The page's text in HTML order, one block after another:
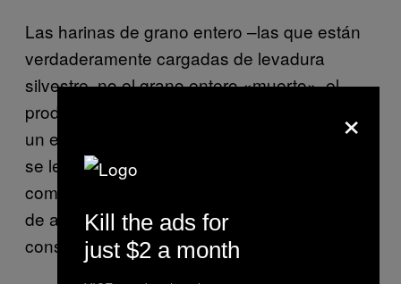
Las harinas de grano entero –las que están
verdaderamente cargadas de levadura
silvestre, no el grano entero «muerto», el
producto no perecedero que se encuentra en
un estante típico en una tienda de abarrotes–
se le entregan a los cocineros y panaderos
como Wade al día siguiente, totalmente libres
de aditivos, enriquecedores o
conservadores.
×
Kill the ads for
just $2 a month